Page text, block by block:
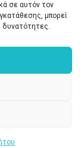
σε αυτόν τον
μπορεί
δυνατότητες.
και
& E-shop.